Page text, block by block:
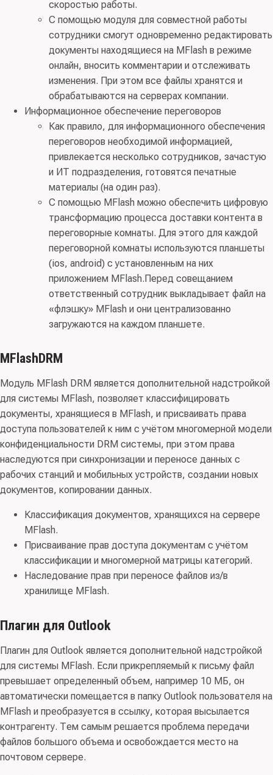
скоростью работы.
С помощью модуля для совместной работы
сотрудники смогут одновременно редактировать
документы находящиеся на MFlash в режиме
онлайн, вносить комментарии и отслеживать
изменения. При этом все файлы хранятся и
обрабатываются на серверах компании.
Информационное обеспечение переговоров
Как правило, для информационного обеспечения
переговоров необходимой информацией,
привлекается несколько сотрудников, зачастую
и ИТ подразделения, готовятся печатные
материалы (на один раз).
С помощью MFlash можно обеспечить цифровую
трансформацию процесса доставки контента в
переговорные комнаты. Для этого для каждой
переговорной комнаты используются планшеты
(ios, android) с установленным на них
приложением MFlash.Перед совещанием
ответственный сотрудник выкладывает файл на
«флэшку» MFlash и они централизованно
загружаются на каждом планшете.
MFlashDRM
Модуль MFlash DRM является дополнительной надстройкой
для системы MFlash, позволяет классифицировать
документы, хранящиеся в MFlash, и присваивать права
доступа пользователей к ним с учётом многомерной модели
конфиденциальности DRM системы, при этом права
наследуются при синхронизации и переносе данных с
рабочих станций и мобильных устройств, создании новых
документов, копировании данных.
Классификация документов, хранящихся на сервере
MFlash.
Присваивание прав доступа документам с учётом
классификации и многомерной матрицы категорий.
Наследование прав при переносе файлов из/в
хранилище MFlash.
Плагин для Outlook
Плагин для Outlook является дополнительной надстройкой
для системы MFlash. Если прикрепляемый к письму файл
превышает определенный объем, например 10 МБ, он
автоматически помещается в папку Outlook пользователя на
MFlash и преобразуется в ссылку, которая высылается
контрагенту. Тем самым решается проблема передачи
файлов большого объема и освобождается место на
почтовом сервере.